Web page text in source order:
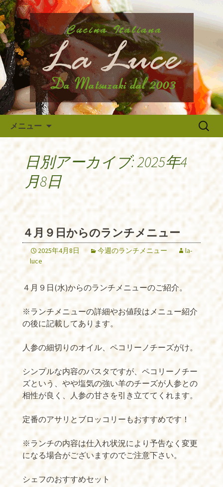
府中のイタリア料理『ラ・ルー
チェ』の最新情報
府中市、国分寺、調布などから近いイ
タリア料理『ラ・ルーチェ』のブログ
です。旬の食材の入荷情報や、新メニ
ュー・限定メニューなどの最新情報、
アルバイトさんや調理スタッフの求人
情報まで幅広く当店の情報をお届けい
たします。
メニュー
検
日別アーカイブ: 2025年4
月8日
４月９日からのランチメニュー
2025年4月8日 今週のランチメニュー
la-
luce
４月９日(水)からのランチメニューのご紹介。
※ランチメニューの詳細やお値段はメニュー紹介
の後に記載してあります。
人参の細切りのオイル、ペコリーノチーズがけ。
シンプルな内容のパスタですが、ペコリーノチー
ズという、やや塩気の強い羊のチーズが人参との
相性が良く、人参の甘さを引き立ててくれます。
定番のアサリとブロッコリーもおすすめです！
※ランチの内容は仕入れ状況により予告なく変更
になる場合がございますのでご注意下さい。
シェフのおすすめセット